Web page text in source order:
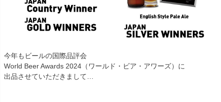
今年もビールの国際品評会
World Beer Awards 2024（ワールド・ビア・アワーズ）に
出品させていただきまして…